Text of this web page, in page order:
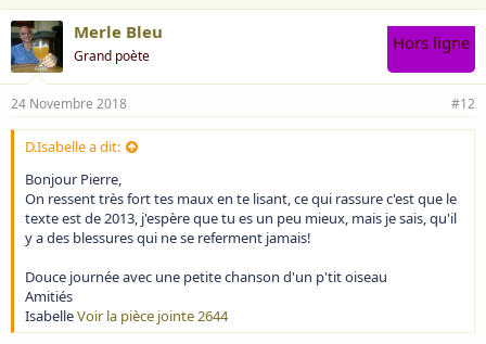
Merle Bleu
Grand poète
Hors ligne
24 Novembre 2018 #12
D.Isabelle a dit:
Bonjour Pierre,
On ressent très fort tes maux en te lisant, ce qui rassure c'est que le
texte est de 2013, j'espère que tu es un peu mieux, mais je sais, qu'il
y a des blessures qui ne se referment jamais!
Douce journée avec une petite chanson d'un p'tit oiseau
Amitiés
IsabelleVoir la pièce jointe 2644